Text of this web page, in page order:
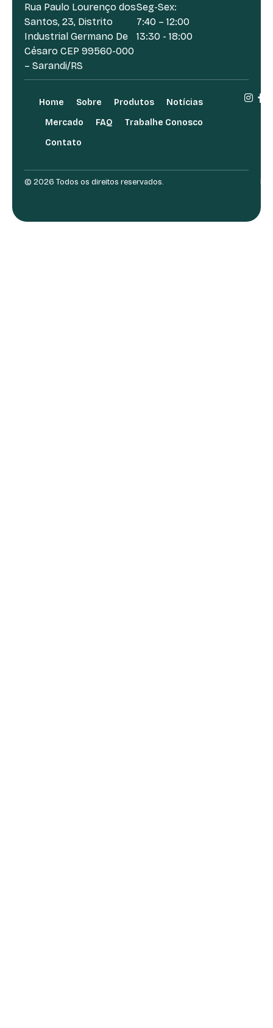
Rua Paulo Lourenço dos
Santos, 23, Distrito
Industrial Germano De
Césaro CEP 99560-000
– Sarandi/RS
Seg-Sex:
7:40 – 12:00
13:30 - 18:00
Home Sobre Produtos
Notícias
Mercado
FAQ
Trabalhe Conosco
Contato
© 2026 Todos os direitos reservados.